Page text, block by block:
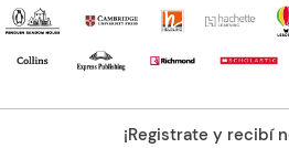
¡Registrate y recibí